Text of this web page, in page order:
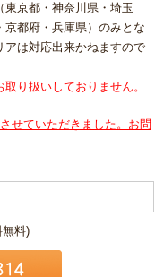
（東京都・神奈川県・埼玉
京都府・兵庫県）のみとな
アは対応出来かねますので
り扱いしておりません。
せていただきました。お問
料)